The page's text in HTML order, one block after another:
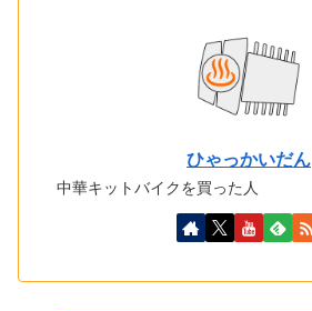
ひゃっかいだん
中華キットバイクを買った人